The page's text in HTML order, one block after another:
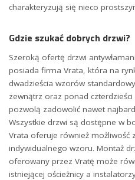
charakteryzują się nieco
Gdzie szukać dobrych drzwi?
Szeroką ofertę drzwi
posiada firma Vrata, która na
dwadzieścia wzorów
zewnątrz oraz ponad
pozwolą zadowolić nawet
Wszystkie drzwi są dostępne w
Vrata oferuje również możliwość
indywidualnego wzoru. Montaż
oferowany przez Vratę może
istniejącej ościeżnicy a